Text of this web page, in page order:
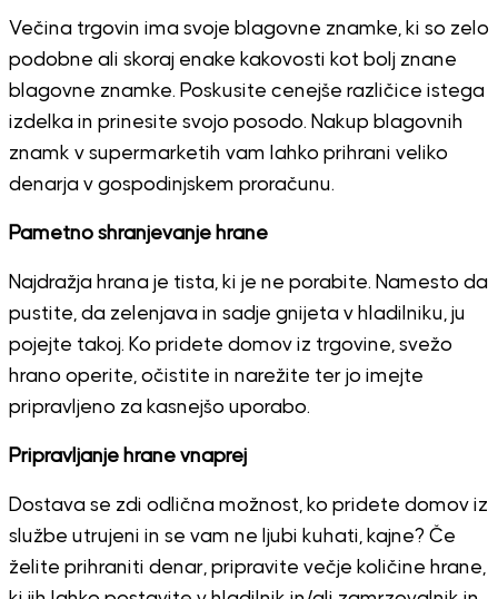
Večina trgovin ima svoje blagovne znamke, ki so zelo
podobne ali skoraj enake kakovosti kot bolj znane
blagovne znamke. Poskusite cenejše različice istega
izdelka in prinesite svojo posodo. Nakup blagovnih
znamk v supermarketih vam lahko prihrani veliko
denarja v gospodinjskem proračunu.
Pametno shranjevanje hrane
Najdražja hrana je tista, ki je ne porabite. Namesto da
pustite, da zelenjava in sadje gnijeta v hladilniku, ju
pojejte takoj. Ko pridete domov iz trgovine, svežo
hrano operite, očistite in narežite ter jo imejte
pripravljeno za kasnejšo uporabo.
Pripravljanje hrane vnaprej
Dostava se zdi odlična možnost, ko pridete domov iz
službe utrujeni in se vam ne ljubi kuhati, kajne? Če
želite prihraniti denar, pripravite večje količine hrane,